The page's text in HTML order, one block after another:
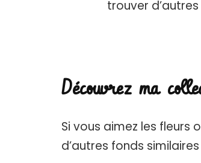
trouver
Découvrez ma
Si vous aimez les fleurs
d’autres fonds similaires